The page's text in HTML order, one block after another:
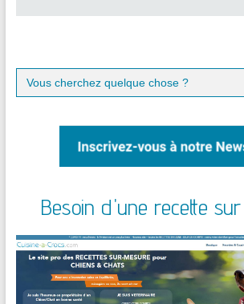
Search
for:
Besoin d'une recette